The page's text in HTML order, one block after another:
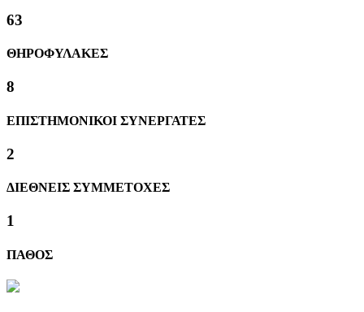
63
ΘΗΡΟΦΥΛΑΚΕΣ
8
ΕΠΙΣΤΗΜΟΝΙΚΟΙ ΣΥΝΕΡΓΑΤΕΣ
2
ΔΙΕΘΝΕΙΣ ΣΥΜΜΕΤΟΧΕΣ
1
ΠΑΘΟΣ